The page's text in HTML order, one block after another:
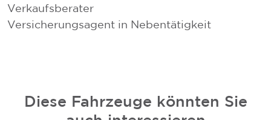
Verkaufsberater
Versicherungsagent in Nebentätigkeit
Diese Fahrzeuge könnten Sie